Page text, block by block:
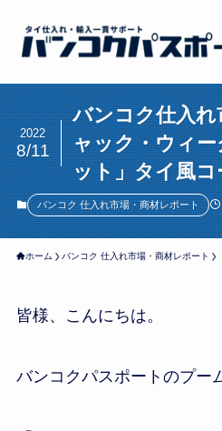
バンコク仕入
ャック・ウィ
ット」タイ風
2022
8/11
バンコク 仕入れ市場・商材レポート
ホーム バンコク 仕入れ市場・商材レポート
皆様、こんにちは。
バンコクパスポートのプー